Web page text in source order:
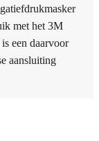
met het 3M
een daarvoor
aansluiting